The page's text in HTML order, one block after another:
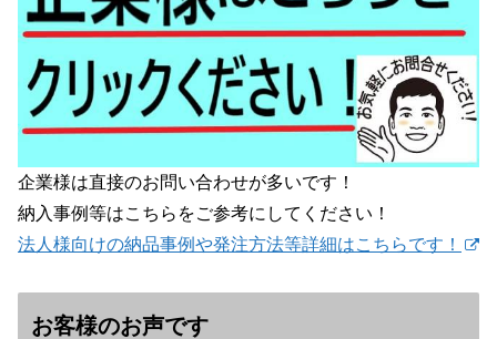
企業様は直接のお問い合わせが多いです！
納入事例等はこちらをご参考にしてください！
法人様向けの納品事例や発注方法等詳細はこちらです！
お客様のお声です